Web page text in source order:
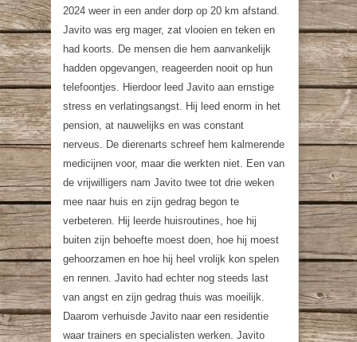
2024 weer in een ander dorp op 20 km afstand.
Javito was erg mager, zat vlooien en teken en
had koorts. De mensen die hem aanvankelijk
hadden opgevangen, reageerden nooit op hun
telefoontjes. Hierdoor leed Javito aan ernstige
stress en verlatingsangst. Hij leed enorm in het
pension, at nauwelijks en was constant
nerveus. De dierenarts schreef hem kalmerende
medicijnen voor, maar die werkten niet. Een van
de vrijwilligers nam Javito twee tot drie weken
mee naar huis en zijn gedrag begon te
verbeteren. Hij leerde huisroutines, hoe hij
buiten zijn behoefte moest doen, hoe hij moest
gehoorzamen en hoe hij heel vrolijk kon spelen
en rennen. Javito had echter nog steeds last
van angst en zijn gedrag thuis was moeilijk.
Daarom verhuisde Javito naar een residentie
waar trainers en specialisten werken. Javito